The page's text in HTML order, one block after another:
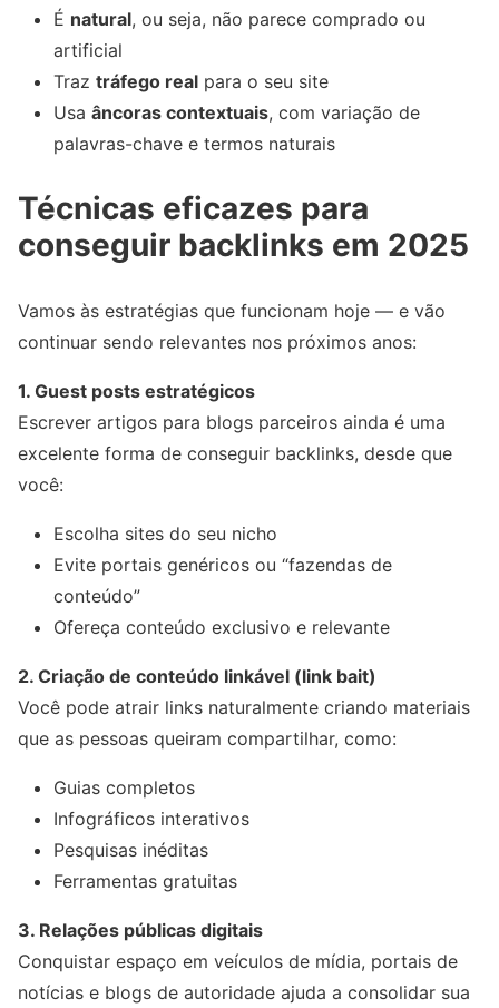
É natural, ou seja, não parece comprado ou
artificial
Traz tráfego real para o seu site
Usa âncoras contextuais, com variação de
palavras-chave e termos naturais
Técnicas eficazes para
conseguir backlinks em 2025
Vamos às estratégias que funcionam hoje — e vão
continuar sendo relevantes nos próximos anos:
1. Guest posts estratégicos
Escrever artigos para blogs parceiros ainda é uma
excelente forma de conseguir backlinks, desde que
você:
Escolha sites do seu nicho
Evite portais genéricos ou “fazendas de
conteúdo”
Ofereça conteúdo exclusivo e relevante
2. Criação de conteúdo linkável (link bait)
Você pode atrair links naturalmente criando materiais
que as pessoas queiram compartilhar, como:
Guias completos
Infográficos interativos
Pesquisas inéditas
Ferramentas gratuitas
3. Relações públicas digitais
Conquistar espaço em veículos de mídia, portais de
notícias e blogs de autoridade ajuda a consolidar sua